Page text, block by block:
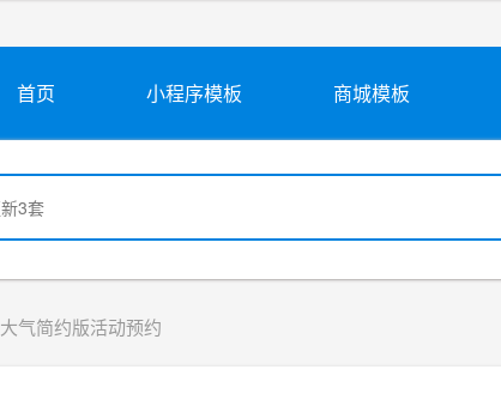
首页 小程序模板 商城模板
大气简约版活动预约